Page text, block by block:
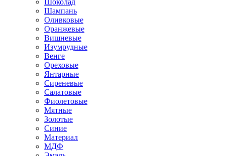
Шоколад
Шампань
Оливковые
Оранжевые
Вишневые
Изумрудные
Венге
Ореховые
Янтарные
Сиреневые
Салатовые
Фиолетовые
Мятные
Золотые
Синие
Материал
МДФ